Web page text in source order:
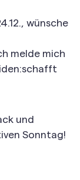
wünsche
melde mich
und
Sonntag!